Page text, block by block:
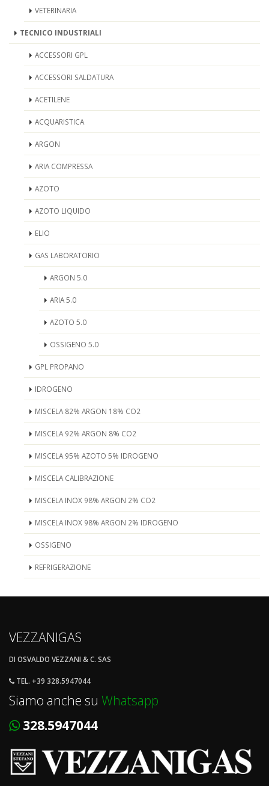
VETERINARIA
TECNICO INDUSTRIALI
ACCESSORI GPL
ACCESSORI SALDATURA
ACETILENE
ACQUARISTICA
ARGON
ARIA COMPRESSA
AZOTO
AZOTO LIQUIDO
ELIO
GAS LABORATORIO
ARGON 5.0
ARIA 5.0
AZOTO 5.0
OSSIGENO 5.0
GPL PROPANO
IDROGENO
MISCELA 82% ARGON 18% CO2
MISCELA 92% ARGON 8% CO2
MISCELA 95% AZOTO 5% IDROGENO
MISCELA CALIBRAZIONE
MISCELA INOX 98% ARGON 2% CO2
MISCELA INOX 98% ARGON 2% IDROGENO
OSSIGENO
REFRIGERAZIONE
VEZZANIGAS
DI OSVALDO VEZZANI & C. SAS
TEL. +39 328.5947044
Siamo anche su Whatsapp
328.5947044